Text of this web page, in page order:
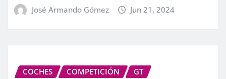
José Armando Gómez Jun 21, 2024
COCHES COMPETICIÓN
GT